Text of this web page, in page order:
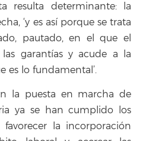
resulta determinante: la
‘y es así porque se trata
pautado, en el que el
garantías y acude a la
es lo fundamental’.
la puesta en marcha de
ya se han cumplido los
favorecer la incorporación